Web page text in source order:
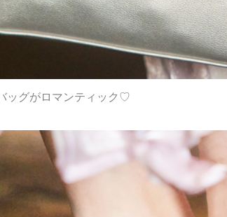
ッグがロマンティック♡